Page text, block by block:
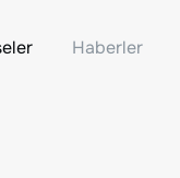
Haberler